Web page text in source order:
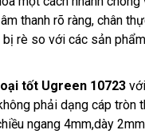
thanh rõ ràng, chân
rè so với các sản
tốt Ugreen 10723
phải dạng cáp tròn
ngang 4mm,dày